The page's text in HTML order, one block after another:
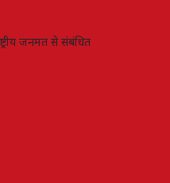
जनमत से संबंधित